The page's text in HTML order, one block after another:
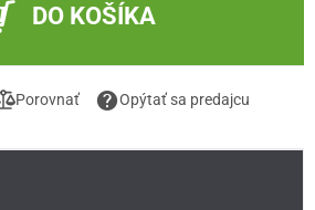
DO KOŠÍKA
Porovnať Opýtať sa predajcu